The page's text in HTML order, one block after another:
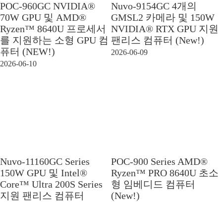
POC-960GC NVIDIA®
70W GPU 및 AMD®
Ryzen™ 8640U 프로세서
를 지원하는 소형 GPU 컴
퓨터 (NEW!)
2026-06-10
Nuvo-9154GC 4개의
GMSL2 카메라 및 150W
NVIDIA® RTX GPU 지원
팬리스 컴퓨터 (New!)
2026-06-09
Nuvo-11160GC Series
150W GPU 및 Intel®
Core™ Ultra 200S Series
지원 팬리스 컴퓨터
POC-900 Series AMD®
Ryzen™ PRO 8640U 초소
형 임베디드 컴퓨터
(New!)